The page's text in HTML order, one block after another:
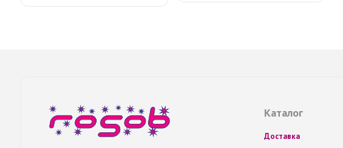
Каталог
Доставка